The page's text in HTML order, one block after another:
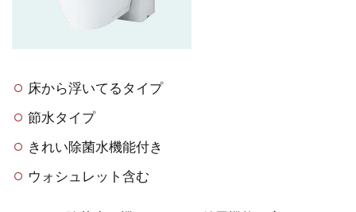
床から浮いてるタイプ
節水タイプ
きれい除菌水機能付き
ウォシュレット含む